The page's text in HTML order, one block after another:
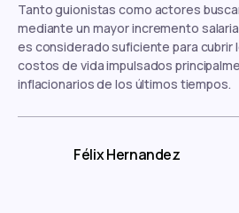
Tanto guionistas como actores
mediante un mayor incremento
es considerado suficiente para cubrir
costos de vida impulsados
inflacionarios de los últimos tiempos.
Félix Hernandez